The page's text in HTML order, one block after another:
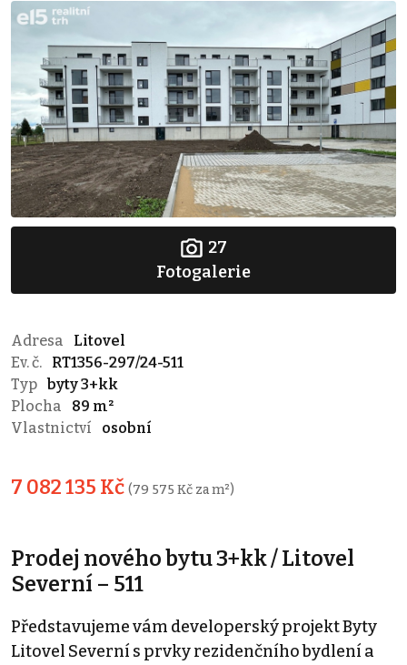
27
Fotogalerie
Adresa
Litovel
Ev. č.
RT1356-297/24-511
Typ byty 3+kk
Plocha
89 m²
Vlastnictví
osobní
7 082 135 Kč (79 575 Kč za m²)
Prodej nového bytu 3+kk / Litovel
Severní – 511
Představujeme vám developerský projekt Byty
Litovel Severní s prvky rezidenčního bydlení a